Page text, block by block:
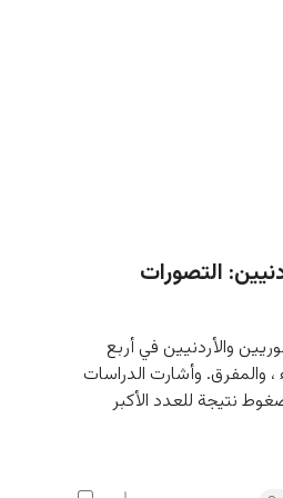
التصورات
والأردنيين في أربع
، والمفرق. وأشارت الدراسات
نتيجة للعدد الأكبر